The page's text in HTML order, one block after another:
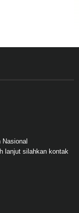
lanjut silahkan kontak